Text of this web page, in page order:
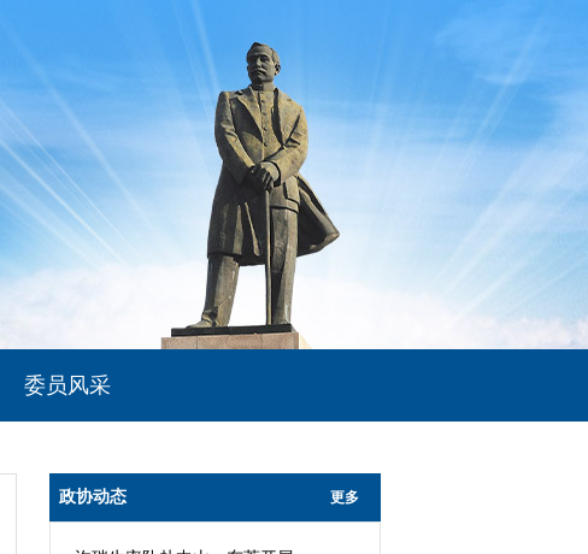
委员风采
政协动态 更多